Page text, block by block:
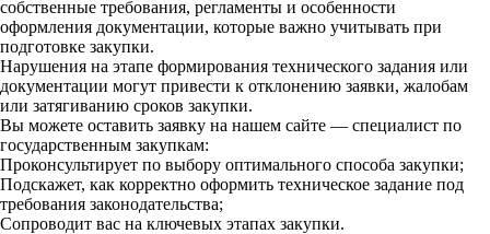
собственные требования, регламенты и особенности
оформления документации, которые важно учитывать при
подготовке закупки.
Нарушения на этапе формирования технического задания или
документации могут привести к отклонению заявки, жалобам
или затягиванию сроков закупки.
Вы можете оставить заявку на нашем сайте — специалист по
государственным закупкам:
Проконсультирует по выбору оптимального способа закупки;
Подскажет, как корректно оформить техническое задание под
требования законодательства;
Сопроводит вас на ключевых этапах закупки.